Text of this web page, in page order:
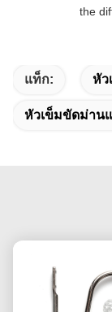
the
แท็ก: หัว
หัวเข็มขัดม่าน